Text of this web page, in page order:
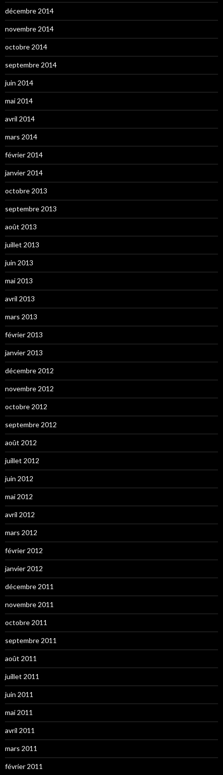
décembre 2014
novembre 2014
octobre 2014
septembre 2014
juin 2014
mai 2014
avril 2014
mars 2014
février 2014
janvier 2014
octobre 2013
septembre 2013
août 2013
juillet 2013
juin 2013
mai 2013
avril 2013
mars 2013
février 2013
janvier 2013
décembre 2012
novembre 2012
octobre 2012
septembre 2012
août 2012
juillet 2012
juin 2012
mai 2012
avril 2012
mars 2012
février 2012
janvier 2012
décembre 2011
novembre 2011
octobre 2011
septembre 2011
août 2011
juillet 2011
juin 2011
mai 2011
avril 2011
mars 2011
février 2011